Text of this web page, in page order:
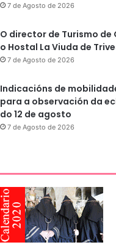
7 de Agosto de 2026
O director de Turismo de
o Hostal La Viuda de
7 de Agosto de 2026
Indicacións de
para a observación da
do 12 de agosto
7 de Agosto de 2026